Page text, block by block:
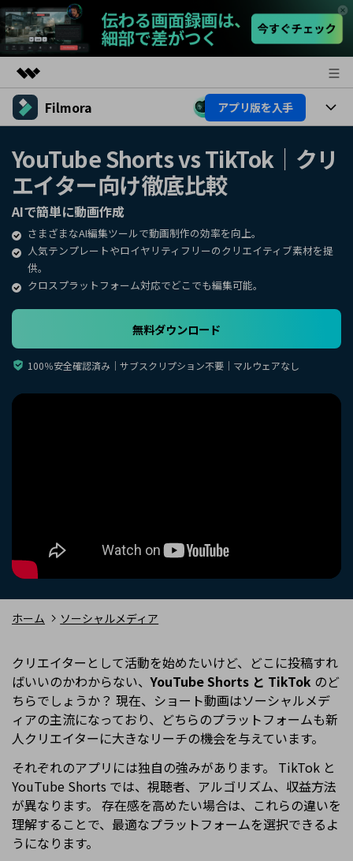
製品
ユーティリティ
法人・教育・パートナー
概要
ソリューション
企業情報
プラン＆価格
サポート
Filmora アプリ版を入手
プラットフォーム
製品機能
AI機能
AIヒント
活用法
Filmoraのユーザー層
ビデオソリューション
動画編集関連知識
動画編集のコツ
サポート
サポート
購入する ログイン
YouTube Shorts vs TikTok｜クリ
エイター向け徹底比較
AIで簡単に動画作成
さまざまなAI編集ツールで動画制作の効率を向上。
人気テンプレートやロイヤリティフリーのクリエイティブ素材を提
供。
クロスプラットフォーム対応でどこでも編集可能。
無料ダウンロード
100％安全確認済み｜サブスクリプション不要｜マルウェアなし
ホーム ソーシャルメディア
クリエイターとして活動を始めたいけど、どこに投稿すれ
ばいいのかわからない、YouTube Shorts と TikTok のど
ちらでしょうか？ 現在、ショート動画はソーシャルメデ
ィアの主流になっており、どちらのプラットフォームも新
人クリエイターに大きなリーチの機会を与えています。
それぞれのアプリには独自の強みがあります。 TikTok と
YouTube Shorts では、視聴者、アルゴリズム、収益方法
が異なります。 存在感を高めたい場合は、これらの違いを
理解することで、最適なプラットフォームを選択できるよ
うになります。